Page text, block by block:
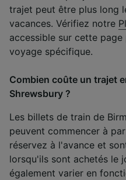
trajet peut être plus long
vacances. Vérifiez notre
accessible sur cette
voyage spécifique.
Combien coûte un trajet
Shrewsbury ?
Les billets de train de
peuvent commencer à
réservez à l'avance et
lorsqu'ils sont achetés le
également varier en